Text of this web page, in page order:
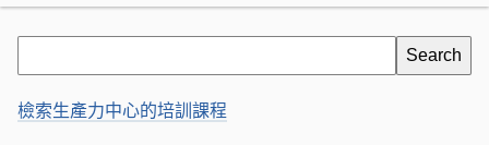
檢索生產力中心的培訓課程